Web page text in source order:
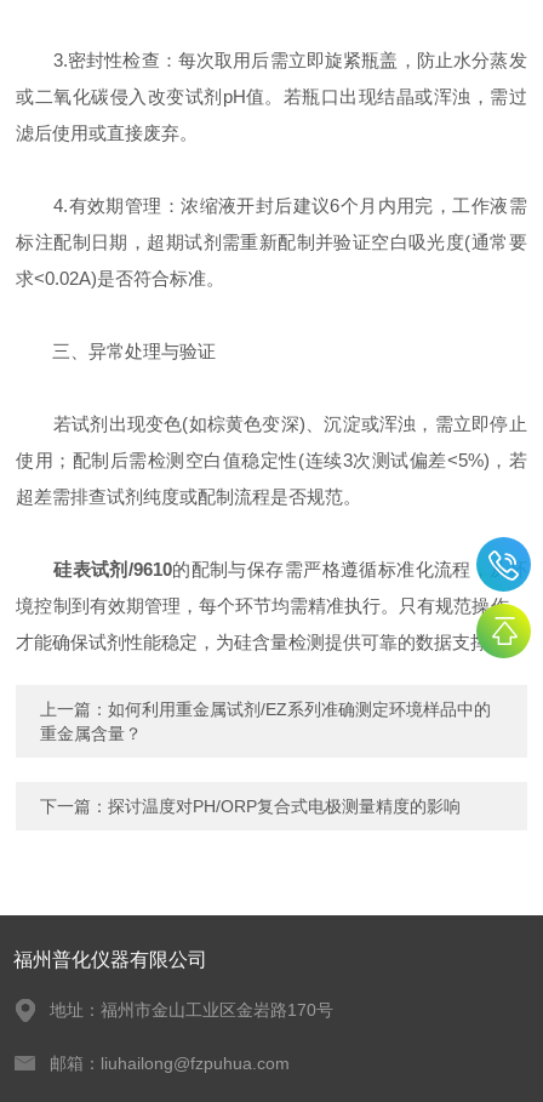
3.​密封性检查：每次取用后需立即旋紧瓶盖，防止水分蒸发
或二氧化碳侵入改变试剂pH值。若瓶口出现结晶或浑浊，需过
滤后使用或直接废弃。
4.​有效期管理：浓缩液开封后建议6个月内用完，工作液需
标注配制日期，超期试剂需重新配制并验证空白吸光度(通常要
求<0.02A)是否符合标准。
​三、异常处理与验证
若试剂出现变色(如棕黄色变深)、沉淀或浑浊，需立即停止
使用；配制后需检测空白值稳定性(连续3次测试偏差<5%)，若
超差需排查试剂纯度或配制流程是否规范。
硅表试剂/9610的配制与保存需严格遵循标准化流程，从环
境控制到有效期管理，每个环节均需精准执行。只有规范操作，
才能确保试剂性能稳定，为硅含量检测提供可靠的数据支撑。
上一篇：如何利用重金属试剂/EZ系列准确测定环境样品中的
重金属含量？
下一篇：探讨温度对PH/ORP复合式电极测量精度的影响
福州普化仪器有限公司
地址：福州市金山工业区金岩路170号
邮箱：liuhailong@fzpuhua.com